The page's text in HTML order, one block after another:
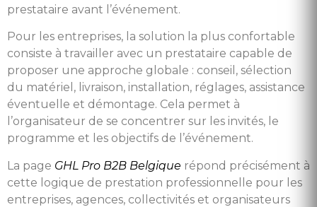
prestataire avant l’événement.
Pour les entreprises, la solution la plus confortable
consiste à travailler avec un prestataire capable de
proposer une approche globale : conseil, sélection
du matériel, livraison, installation, réglages, assistance
éventuelle et démontage. Cela permet à
l’organisateur de se concentrer sur les invités, le
programme et les objectifs de l’événement.
La page GHL Pro B2B Belgique répond précisément à
cette logique de prestation professionnelle pour les
entreprises, agences, collectivités et organisateurs